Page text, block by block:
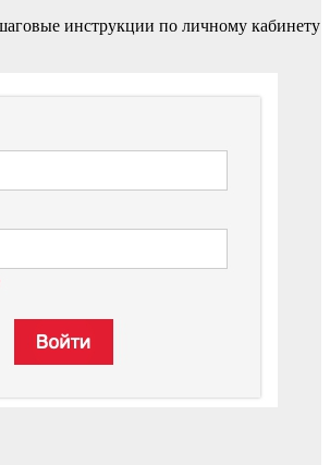
инструкции по личному кабинету